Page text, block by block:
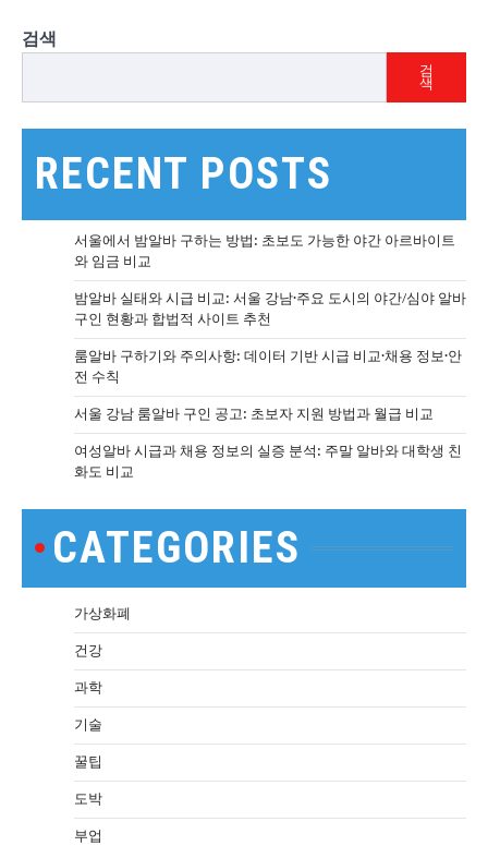
검색
검
색
RECENT POSTS
서울에서 밤알바 구하는 방법: 초보도 가능한 야간 아르바이트
와 임금 비교
밤알바 실태와 시급 비교: 서울 강남·주요 도시의 야간/심야 알바
구인 현황과 합법적 사이트 추천
룸알바 구하기와 주의사항: 데이터 기반 시급 비교·채용 정보·안
전 수칙
서울 강남 룸알바 구인 공고: 초보자 지원 방법과 월급 비교
여성알바 시급과 채용 정보의 실증 분석: 주말 알바와 대학생 친
화도 비교
CATEGORIES
가상화폐
건강
과학
기술
꿀팁
도박
부업